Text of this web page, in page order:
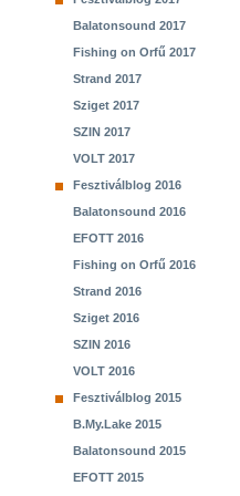
Balatonsound 2017
Fishing on Orfű 2017
Strand 2017
Sziget 2017
SZIN 2017
VOLT 2017
Fesztiválblog 2016
Balatonsound 2016
EFOTT 2016
Fishing on Orfű 2016
Strand 2016
Sziget 2016
SZIN 2016
VOLT 2016
Fesztiválblog 2015
B.My.Lake 2015
Balatonsound 2015
EFOTT 2015